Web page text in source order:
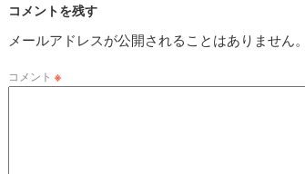
コメントを残す
メールアドレスが公開されることはありません。
コメント ※